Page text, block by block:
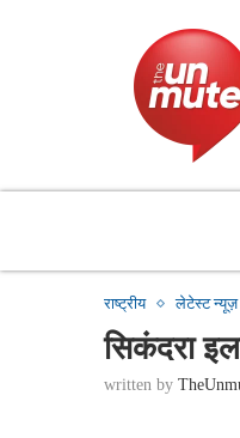
राष्ट्रीय लेटेस्ट न्यूज़
सिकंदरा
written by